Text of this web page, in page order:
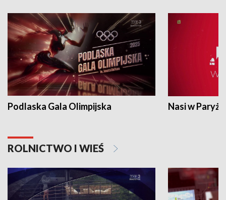
Podlaska Gala Olimpijska Nasi w Paryżu
ROLNICTWO I WIEŚ